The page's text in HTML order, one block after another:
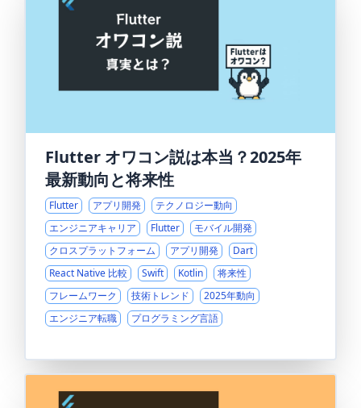
Flutter オワコン説は本当？2025年
最新動向と将来性
Flutter アプリ開発
テクノロジー動向
エンジニアキャリア
Flutter
モバイル開発
クロスプラットフォーム
アプリ開発
Dart
React Native 比較
Swift Kotlin
将来性
フレームワーク
技術トレンド
2025年動向
エンジニア転職
プログラミング言語